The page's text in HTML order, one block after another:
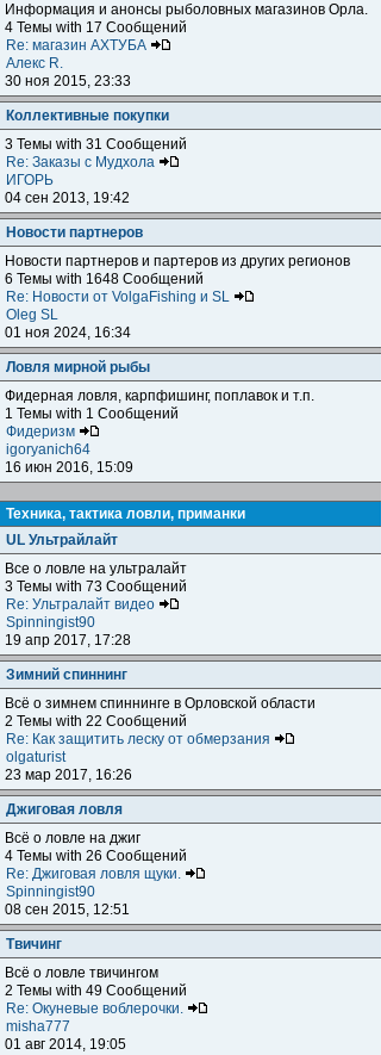
Информация и анонсы рыболовных магазинов Орла.
4 Темы with 17 Сообщений
Re: магазин АХТУБА
Алекс R.
30 ноя 2015, 23:33
Коллективные покупки
3 Темы with 31 Сообщений
Re: Заказы с Мудхола
ИГОРЬ
04 сен 2013, 19:42
Новости партнеров
Новости партнеров и партеров из других регионов
6 Темы with 1648 Сообщений
Re: Новости от VolgaFishing и SL
Oleg SL
01 ноя 2024, 16:34
Ловля мирной рыбы
Фидерная ловля, карпфишинг, поплавок и т.п.
1 Темы with 1 Сообщений
Фидеризм
igoryanich64
16 июн 2016, 15:09
Техника, тактика ловли, приманки
UL Ультрайлайт
Все о ловле на ультралайт
3 Темы with 73 Сообщений
Re: Ультралайт видео
Spinningist90
19 апр 2017, 17:28
Зимний спиннинг
Всё о зимнем спиннинге в Орловской области
2 Темы with 22 Сообщений
Re: Как защитить леску от обмерзания
olgaturist
23 мар 2017, 16:26
Джиговая ловля
Всё о ловле на джиг
4 Темы with 26 Сообщений
Re: Джиговая ловля щуки.
Spinningist90
08 сен 2015, 12:51
Твичинг
Всё о ловле твичингом
2 Темы with 49 Сообщений
Re: Окуневые воблерочки.
misha777
01 авг 2014, 19:05